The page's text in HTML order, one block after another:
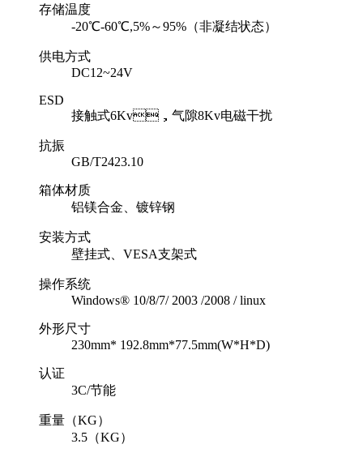
存储温度
-20℃-60℃,5%～95%（非凝结状态）
供电方式
DC12~24V
ESD
接触式6Kv，气隙8Kv电磁干扰
抗振
GB/T2423.10
箱体材质
铝镁合金、镀锌钢
安装方式
壁挂式、VESA支架式
操作系统
Windows® 10/8/7/ 2003 /2008 / linux
外形尺寸
230mm* 192.8mm*77.5mm(W*H*D)
认证
3C/节能
重量（KG）
3.5（KG）